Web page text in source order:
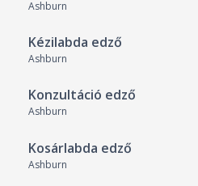
Ashburn
Kézilabda edző
Ashburn
Konzultáció edző
Ashburn
Kosárlabda edző
Ashburn